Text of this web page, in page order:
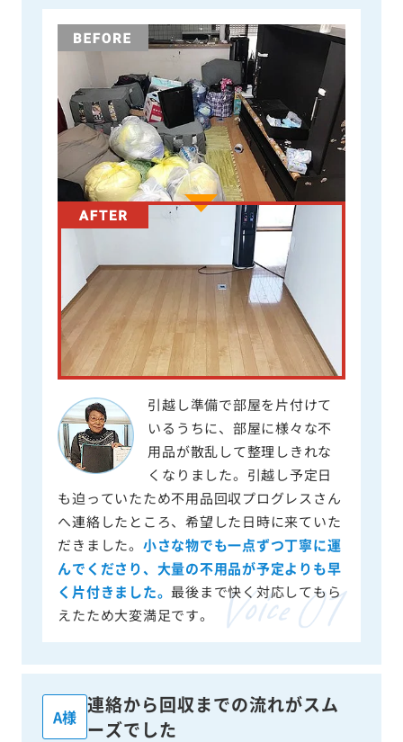
引越し準備で部屋を片付けて
いるうちに、部屋に様々な不
用品が散乱して整理しきれな
くなりました。引越し予定日
も迫っていたため不用品回収プログレスさん
へ連絡したところ、希望した日時に来ていた
だきました。 小さな物でも一点ずつ丁寧に運
んでくださり、大量の不用品が予定よりも早
く片付きました。 最後まで快く対応してもら
えたため大変満足です。
A様
連絡から回収までの流れがスム
ーズでした